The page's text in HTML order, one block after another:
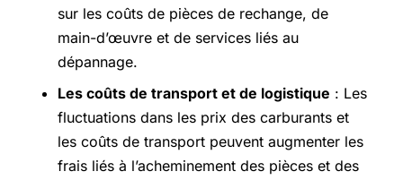
sur les coûts de pièces de rechange, de
main-d’œuvre et de services liés au
dépannage.
Les coûts de transport et de logistique : Les
fluctuations dans les prix des carburants et
les coûts de transport peuvent augmenter les
frais liés à l’acheminement des pièces et des